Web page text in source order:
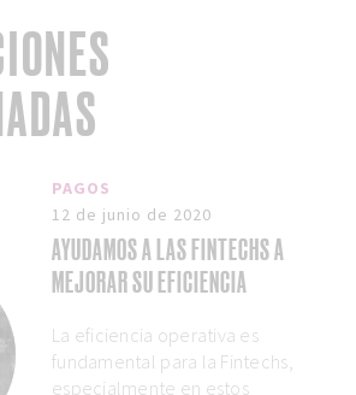
PAGOS
12 de junio de 2020
AYUDAMOS A LAS FINTECHS A
MEJORAR SU EFICIENCIA
La eficiencia operativa es
fundamental para la Fintechs,
especialmente en estos